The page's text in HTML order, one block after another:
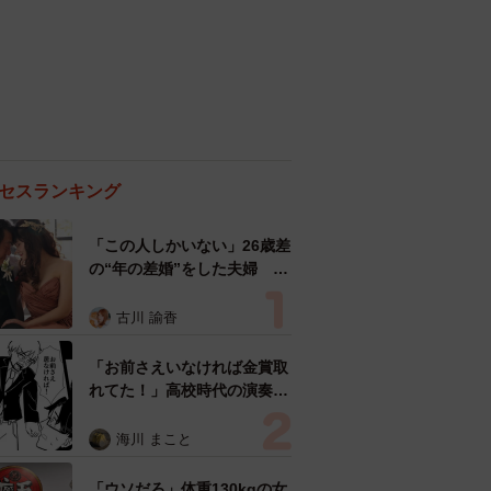
スランキング
「この人しかいない」26歳差
の“年の差婚”をした夫婦 出
た？ 今の思いを聞いた
古川 諭香
「お前さえいなければ金賞取
れてた！」高校時代の演奏会
生は楽器修理職人に 10年後
ぬ申し出【漫画】
海川 まこと